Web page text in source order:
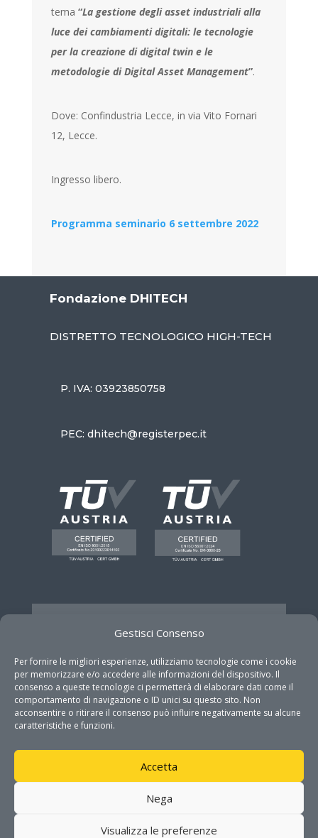
Gestisci Consenso
Per fornire le migliori esperienze, utilizziamo tecnologie come i cookie
per memorizzare e/o accedere alle informazioni del dispositivo. Il
consenso a queste tecnologie ci permetterà di elaborare dati come il
comportamento di navigazione o ID unici su questo sito. Non
acconsentire o ritirare il consenso può influire negativamente su alcune
caratteristiche e funzioni.
Accetta
Nega
Visualizza le preferenze
tema“La gestione degli asset industriali alla
luce dei cambiamenti digitali: le tecnologie
per la creazione di digital twin e le
metodologie di Digital Asset Management”.
Dove: Confindustria Lecce, in via Vito Fornari
12, Lecce.
Ingresso libero.
Programma seminario 6 settembre 2022
Fondazione DHITECH
DISTRETTO TECNOLOGICO HIGH-TECH
P. IVA: 03923850758
PEC: dhitech@registerpec.it
 Address
Via Monteroni 165 c/o Campus
Ecotekne
Mail